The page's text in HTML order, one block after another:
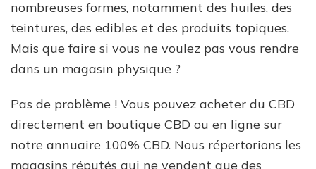
nombreuses formes, notamment des huiles, des
teintures, des edibles et des produits topiques.
Mais que faire si vous ne voulez pas vous rendre
dans un magasin physique ?
Pas de problème ! Vous pouvez acheter du CBD
directement en boutique CBD ou en ligne sur
notre annuaire 100% CBD. Nous répertorions les
magasins réputés qui ne vendent que des